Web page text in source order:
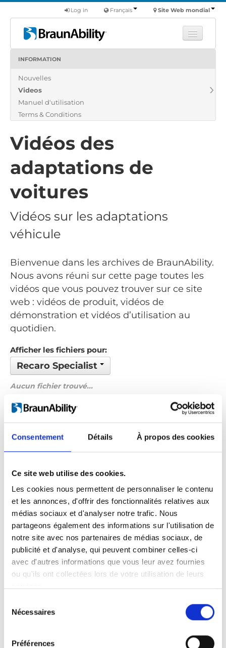
Consentement Détails À propos des cookies
Ce site web utilise des cookies.
Les cookies nous permettent de personnaliser le contenu
et les annonces, d'offrir des fonctionnalités relatives aux
médias sociaux et d'analyser notre trafic. Nous
partageons également des informations sur l'utilisation de
notre site avec nos partenaires de médias sociaux, de
publicité et d'analyse, qui peuvent combiner celles-ci
avec d'autres informations que vous leur avez fournies
ou qu'ils ont collectées lors de votre utilisation de leurs
Nécessaires
Préférences
Site Web mondial
Français
Log in
Produits
Nous
Trouver un revendeur
INFORMATION
Nouvelles
Videos
Manuel d'utilisation
Terms & Conditions
Vidéos des
adaptations de
voitures
Vidéos sur les adaptations
véhicule
Bienvenue dans les archives de BraunAbility.
Nous avons réuni sur cette page toutes les
vidéos que vous pouvez trouver sur ce site
web : vidéos de produit, vidéos de
démonstration et vidéos d’utilisation au
quotidien.
Afficher les fichiers pour:
Recaro Specialist
Aucun fichier trouvé...
Commandé par: Nom de fichier
Précédent Suivant
Ouvrez le menu déroulant sur la gauche et sélectionnez le
produit qui vous intéresse. Remarque : pour certains produits, il
n’y a pas de vidéo.
Intégration de vidéo
Sous chaque vidéo se trouve un code que vous pouvez utiliser
pour intégrer la vidéo dans votre site web.
Abonnez-vous
Pour être notifié dès qu’une nouvelle vidéo est disponible, nous
vous invitons à vous abonner à notre chaîneYouTube ici.